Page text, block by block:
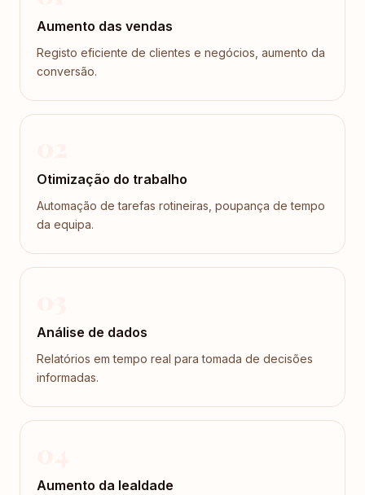
Aumento das vendas
Registo eficiente de clientes e negócios, aumento da
conversão.
Otimização do trabalho
Automação de tarefas rotineiras, poupança de tempo
da equipa.
Análise de dados
Relatórios em tempo real para tomada de decisões
informadas.
Aumento da lealdade